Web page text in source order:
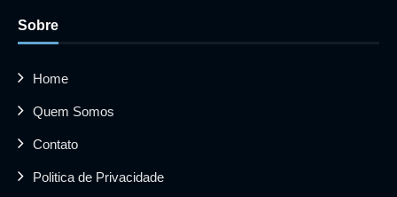
Sobre
Home
Quem Somos
Contato
Politica de Privacidade